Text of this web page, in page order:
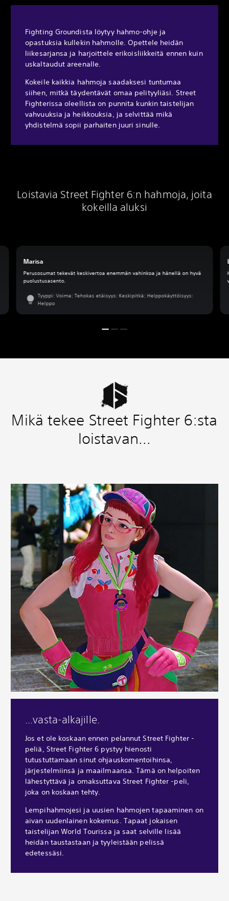
Fighting Groundista löytyy hahmo-ohje ja
opastuksia kullekin hahmolle. Opettele heidän
liikesarjansa ja harjoittele erikoisliikkeitä ennen kuin
uskaltaudut areenalle.
Kokeile kaikkia hahmoja saadaksesi tuntumaa
siihen, mitkä täydentävät omaa pelityyliäsi. Street
Fighterissa oleellista on punnita kunkin taistelijan
vahvuuksia ja heikkouksia, ja selvittää mikä
yhdistelmä sopii parhaiten juuri sinulle.
Loistavia Street Fighter 6:n hahmoja, joita
kokeilla aluksi
Marisa
Perusosumat tekevät keskivertoa enemmän vahinkoa ja hänellä on hyvä
puolustusasento.
Tyyppi: Voima; Tehokas etäisyys: Keskipitkä; Helppokäyttöisyys:
Helppo
Mikä tekee Street Fighter 6:sta
loistavan...
...vasta-alkajille.
Jos et ole koskaan ennen pelannut Street Fighter -
peliä, Street Fighter 6 pystyy hienosti
tutustuttamaan sinut ohjauskomentoihinsa,
järjestelmiinsä ja maailmaansa. Tämä on helpoiten
lähestyttävä ja omaksuttava Street Fighter -peli,
joka on koskaan tehty.
Lempihahmojesi ja uusien hahmojen tapaaminen on
aivan uudenlainen kokemus. Tapaat jokaisen
taistelijan World Tourissa ja saat selville lisää
heidän taustastaan ja tyyleistään pelissä
edetessäsi.